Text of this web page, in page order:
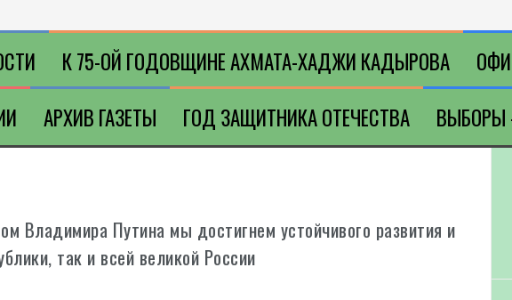
К 75-ОЙ ГОДОВЩИНЕ АХМАТА-ХАДЖИ КАДЫРОВА
АРХИВ ГАЗЕТЫ ГОД ЗАЩИТНИКА ОТЕЧЕСТВА ВЫБОРЫ
Владимира Путина мы достигнем устойчивого развития и
так и всей великой России